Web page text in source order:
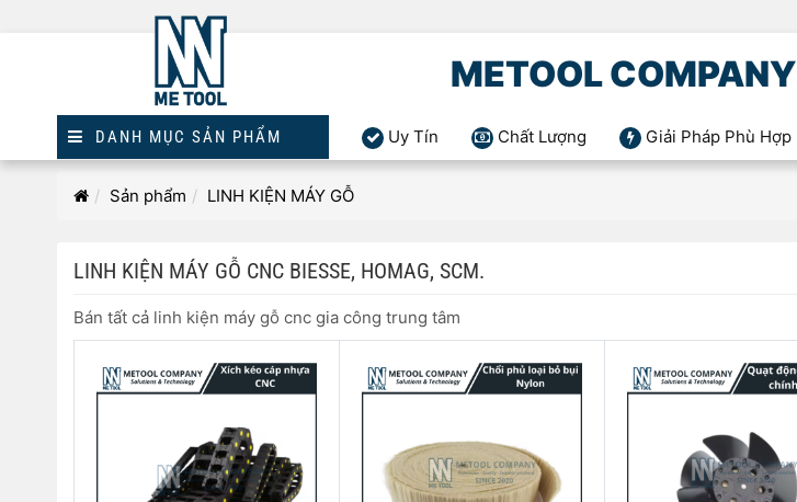
METOOL COMPANY
DANH MỤC SẢN PHẨM Uy Tín Chất Lượng Giải Pháp Phù Hợp
TrangSản phẩm LINH KIỆN MÁY GỖ
gỗ
cnc
Biesse,
Homag,
LINH KIỆN MÁY GỖ CNC BIESSE, HOMAG, SCM.
Bán tất cả linh kiện máy gỗ cnc gia công trung tâm